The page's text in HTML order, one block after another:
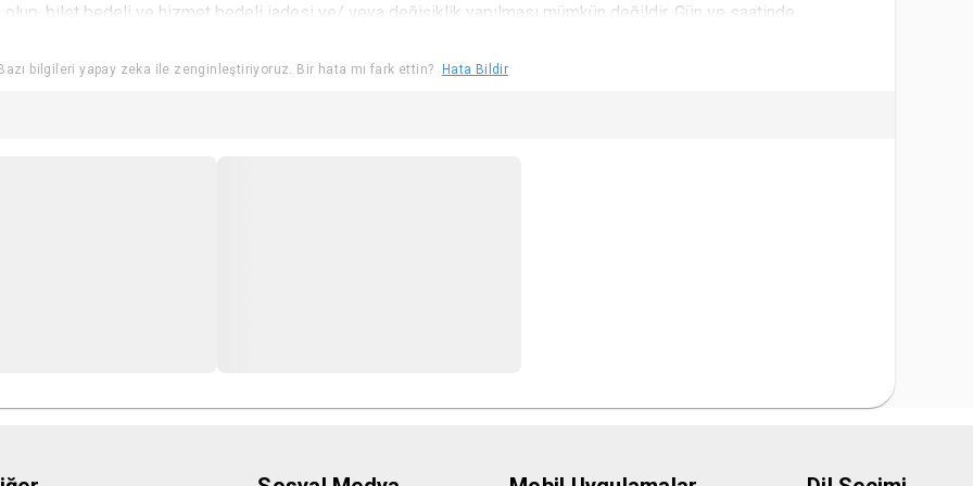
bilet bedeli ve hizmet bedeli iadesi ve/ veya değişiklik yapılması mümkün değildir. Gün ve saatinde
Bazı bilgileri yapay zeka ile zenginleştiriyoruz. Bir hata mı fark ettin? Hata Bildir